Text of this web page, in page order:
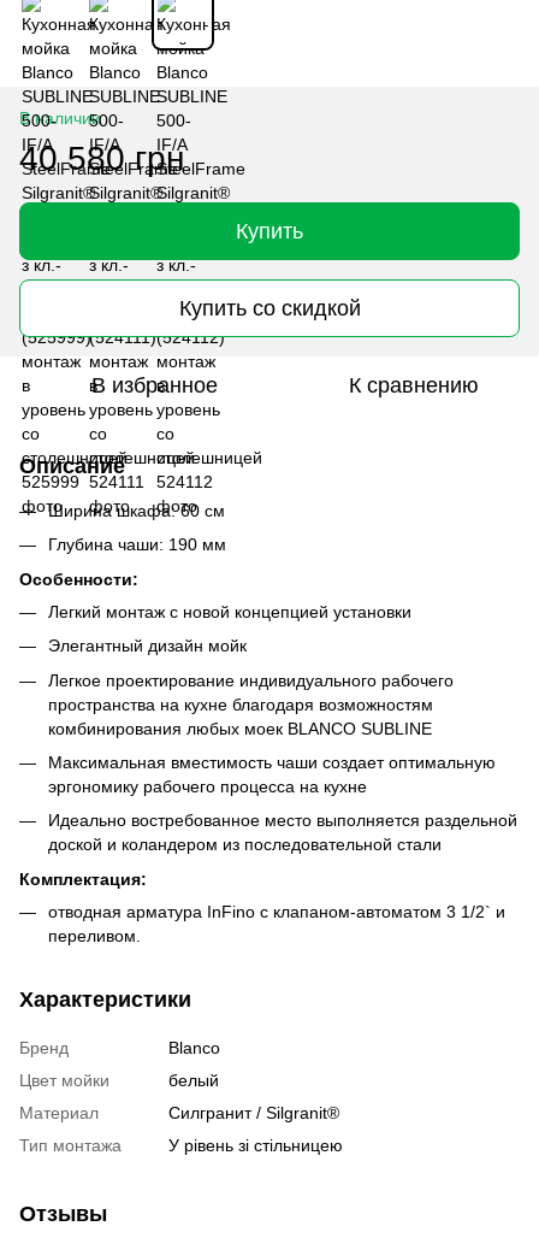
В наличии
40 580 грн
Купить
Купить со скидкой
В избранное К сравнению
Описание
Ширина шкафа: 60 см
Глубина чаши: 190 мм
Особенности:
Легкий монтаж с новой концепцией установки
Элегантный дизайн мойк
Легкое проектирование индивидуального рабочего
пространства на кухне благодаря возможностям
комбинирования любых моек BLANCO SUBLINE
Максимальная вместимость чаши создает оптимальную
эргономику рабочего процесса на кухне
Идеально востребованное место выполняется раздельной
доской и коландером из последовательной стали
Комплектация:
отводная арматура InFino с клапаном-автоматом 3 1/2` и
переливом.
Характеристики
Бренд
Blanco
Цвет мойки
белый
Материал
Cилгранит / Silgranit®
Тип монтажа
У рівень зі стільницею
Отзывы